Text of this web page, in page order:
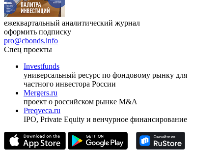
ежеквартальный аналитический журнал
оформить подписку
pro@cbonds.info
Спец проекты
Investfunds
универсальный ресурс по фондовому рынку для
частного инвестора России
Mergers.ru
проект о российском рынке M&A
Preqveca.ru
IPO, Private Equity и венчурное финансирование